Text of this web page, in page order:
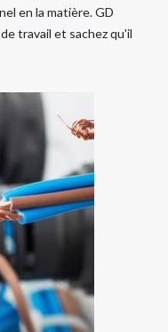
en la matière. GD
travail et sachez qu'il